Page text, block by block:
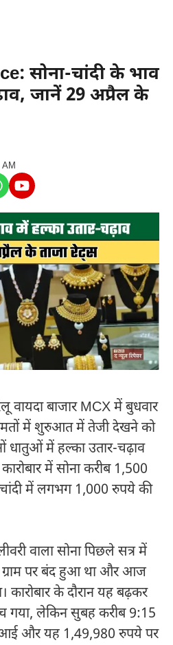
सोना-चांदी के भाव
जानें 29 अप्रैल के
AM
बाजार MCX में बुधवार
में शुरुआत में तेजी देखने को
धातुओं में हल्का उतार-चढ़ाव
में सोना करीब 1,500
में लगभग 1,000 रुपये की
वाला सोना पिछले सत्र में
ग्राम पर बंद हुआ था और आज
के दौरान यह बढ़कर
गया, लेकिन सुबह करीब 9:15
और यह 1,49,980 रुपये पर